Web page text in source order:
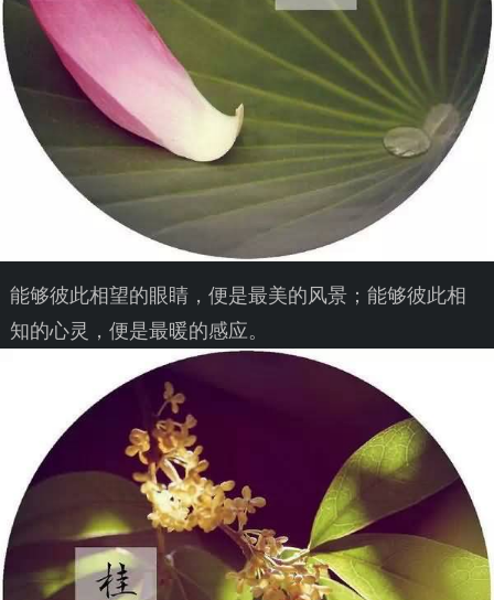
能够彼此相望的眼睛，便是最美的风景；能够彼此相
知的心灵，便是最暖的感应。